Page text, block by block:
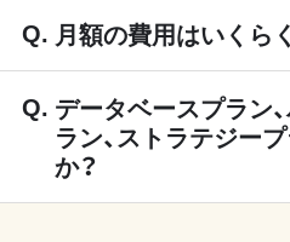
月額の費用はいくら
データベースプラン
ラン、ストラテジー
か？